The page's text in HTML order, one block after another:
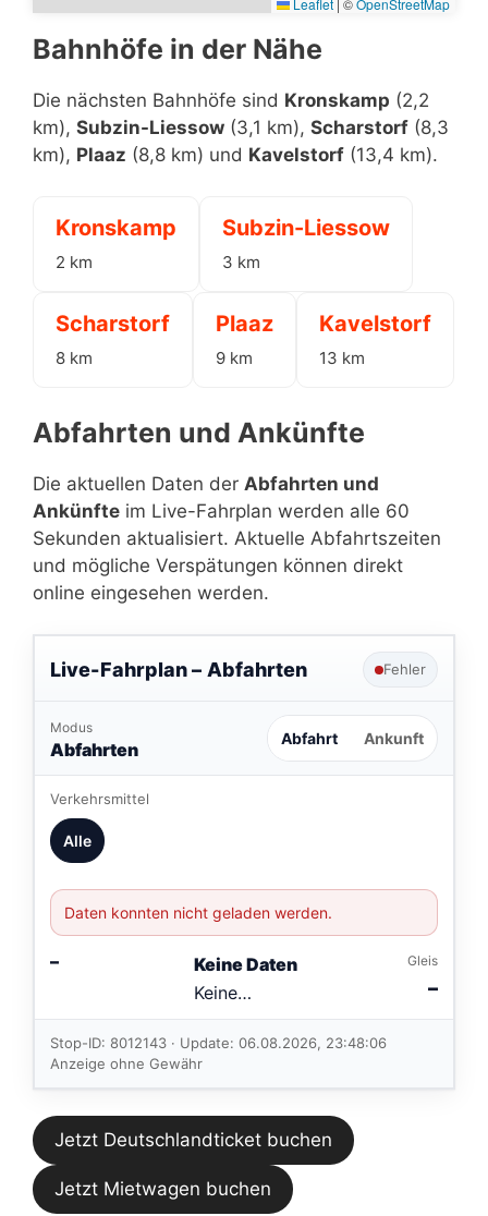
Bahnhöfe in der Nähe
Die nächsten Bahnhöfe sind Kronskamp (2,2
km), Subzin-Liessow (3,1 km), Scharstorf (8,3
km), Plaaz (8,8 km) und Kavelstorf (13,4 km).
Kronskamp
2 km
Subzin-Liessow
3 km
Scharstorf
8 km
Plaaz
9 km
Kavelstorf
13 km
Abfahrten und Ankünfte
Die aktuellen Daten der Abfahrten und
Ankünfte im Live-Fahrplan werden alle 60
Sekunden aktualisiert. Aktuelle Abfahrtszeiten
und mögliche Verspätungen können direkt
online eingesehen werden.
Live-Fahrplan – Abfahrten Fehler
Modus
Abfahrten Abfahrt Ankunft
Verkehrsmittel
Alle
Daten konnten nicht geladen werden.
–
Keine Daten
Keine
Verbindungen
im aktuellen
Feed.
Gleis
–
Stop-ID: 8012143 · Update: 06.08.2026, 23:48:06
Anzeige ohne Gewähr
Jetzt Deutschlandticket buchen
Jetzt Mietwagen buchen